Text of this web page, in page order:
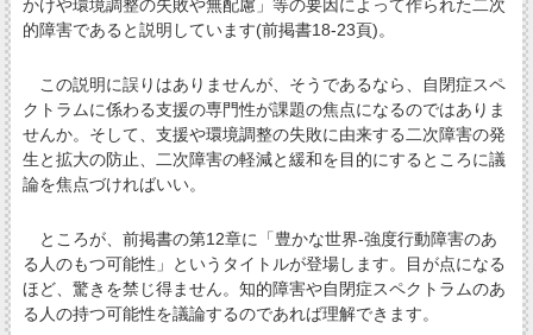
かけや環境調整の失敗や無配慮」等の要因によって作られた二次
的障害であると説明しています(前掲書18-23頁)。
この説明に誤りはありませんが、そうであるなら、自閉症スペ
クトラムに係わる支援の専門性が課題の焦点になるのではありま
せんか。そして、支援や環境調整の失敗に由来する二次障害の発
生と拡大の防止、二次障害の軽減と緩和を目的にするところに議
論を焦点づければいい。
ところが、前掲書の第12章に「豊かな世界‐強度行動障害のあ
る人のもつ可能性」というタイトルが登場します。目が点になる
ほど、驚きを禁じ得ません。知的障害や自閉症スペクトラムのあ
る人の持つ可能性を議論するのであれば理解できます。